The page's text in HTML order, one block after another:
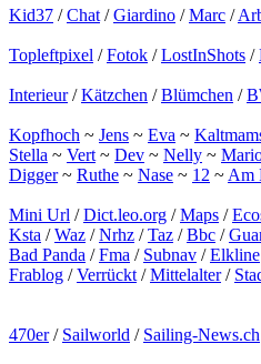
Kid37 /Chat /Giardino /Marc /
Topleftpixel /Fotok /LostInShots /
Interieur/Kätzchen /Blümchen /
Kopfhoch ~ Jens ~ Eva ~
Stella ~ Vert ~ Dev ~ Nelly ~
Digger~ Ruthe ~ Nase ~ 12 ~ Am
Mini Url /Dict.leo.org /Maps /
Ksta /Waz /Nrhz /Taz /Bbc /
Bad Panda /Fma / Subnav /Elkline
Frablog /Verrückt /Mittelalter/
470er/ Sailworld / Sailing-News.ch